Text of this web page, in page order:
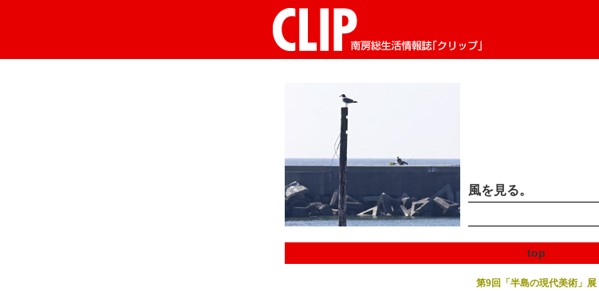
CLIP南房総生活情報誌「クリップ」
風を見る。
top
第9回「半島の現代美術」展